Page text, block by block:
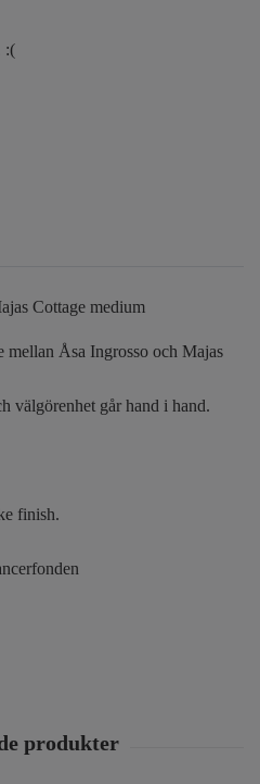
:(
Cottage medium
mellan Åsa Ingrosso och Majas
välgörenhet går hand i hand.
finish.